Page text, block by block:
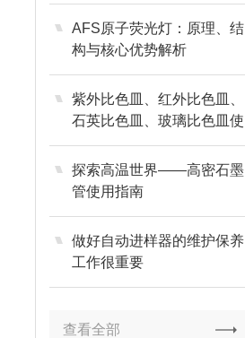
AFS原子荧光灯：原理、结
构与核心优势解析
紫外比色皿、红外比色皿、
石英比色皿、玻璃比色皿使
用注意事项
探索高温世界——高密石墨
管使用指南
做好自动进样器的维护保养
工作很重要
查看全部